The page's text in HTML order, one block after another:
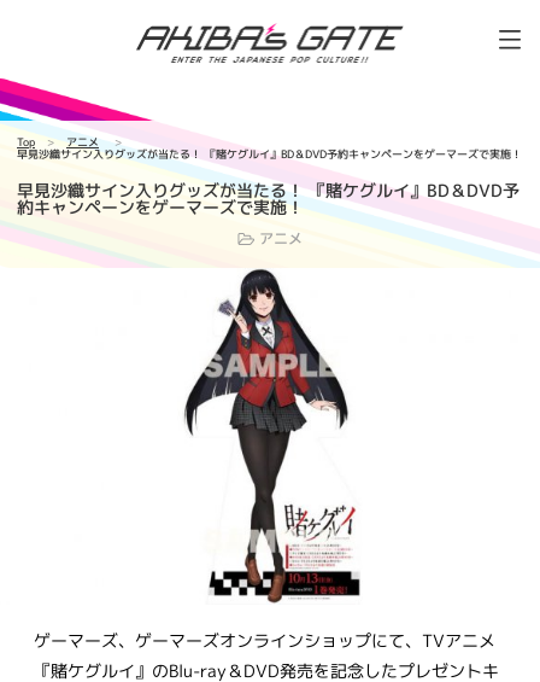
Top アニメ
早見沙織サイン入りグッズが当たる！ 『賭ケグルイ』BD＆DVD予約キャンペーンをゲーマーズで実施！
早見沙織サイン入りグッズが当たる！ 『賭ケグルイ』BD＆DVD予
約キャンペーンをゲーマーズで実施！
アニメ
ゲーマーズ、ゲーマーズオンラインショップにて、TVアニメ
『賭ケグルイ』のBlu-ray＆DVD発売を記念したプレゼントキ